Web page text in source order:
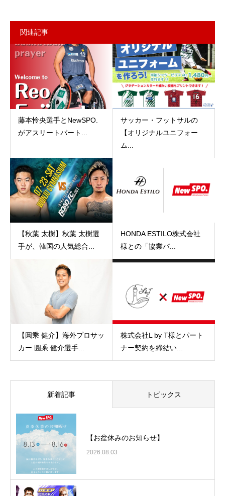
関連記事
藤本怜央選手とNewSPO.
がアスリートパート...
サッカー・フットサルの
【オリジナルユニフォー
ム...
【秋葉 太樹】秋葉 太樹選
手が、韓国の人気総合...
HONDA ESTILO株式会社
様との「協業パ...
【圓乘 健介】海外プロサッ
カー 圓乘 健介選手...
株式会社L by T様とパート
ナー契約を締結い...
新着記事 トピックス
【お盆休みのお知らせ】
2026.08.03